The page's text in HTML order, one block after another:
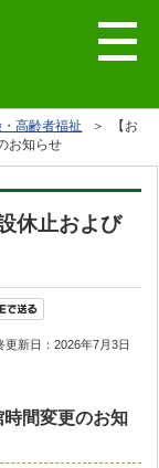
高齢者福祉
＞ 【お
お知らせ
休止および
更新日：2026年7月3日
間変更のお知